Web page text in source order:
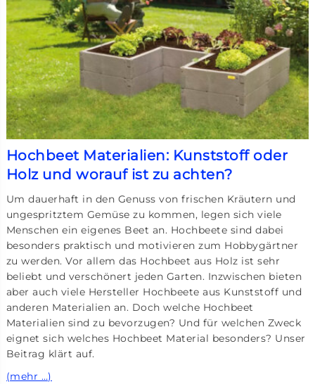
Hochbeet Materialien: Kunststoff oder
Holz und worauf ist zu achten?
Um dauerhaft in den Genuss von frischen Kräutern und
ungespritztem Gemüse zu kommen, legen sich viele
Menschen ein eigenes Beet an. Hochbeete sind dabei
besonders praktisch und motivieren zum Hobbygärtner
zu werden. Vor allem das Hochbeet aus Holz ist sehr
beliebt und verschönert jeden Garten. Inzwischen bieten
aber auch viele Hersteller Hochbeete aus Kunststoff und
anderen Materialien an. Doch welche Hochbeet
Materialien sind zu bevorzugen? Und für welchen Zweck
eignet sich welches Hochbeet Material besonders? Unser
Beitrag klärt auf.
(mehr …)